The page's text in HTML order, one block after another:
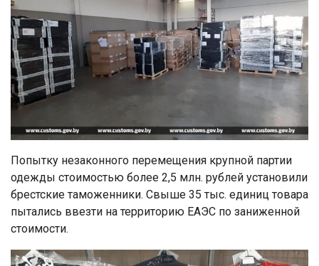
Попытку незаконного перемещения крупной партии
одежды стоимостью более 2,5 млн. рублей установили
брестские таможенники. Свыше 35 тыс. единиц товара
пытались ввезти на территорию ЕАЭС по заниженной
стоимости.